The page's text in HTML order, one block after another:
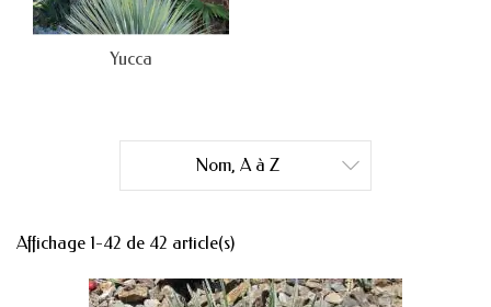
Yucca
Nom, A à Z 
Affichage 1-42 de 42 article(s)